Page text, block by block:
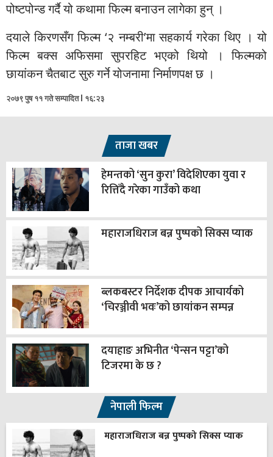
पोष्टपोन्ड गर्दै यो कथामा फिल्म बनाउन लागेका हुन् ।
दयाले किरणसँग फिल्म ‘२ नम्बरी’मा सहकार्य गरेका थिए । यो
फिल्म बक्स अफिसमा सुपरहिट भएको थियो । फिल्मको
छायांकन चैतबाट सुरु गर्ने योजनामा निर्माणपक्ष छ ।
२०७९ पुष ११ गते सम्पादित l १६:२३
ताजा खबर
हेमन्तको ‘सुन कुरा’ विदेशिएका युवा र
रित्तिँदै गरेका गाउँको कथा
महाराजधिराज बन्न पुष्पको सिक्स प्याक
ब्लकबस्टर निर्देशक दीपक आचार्यको
‘चिरञ्जीवी भवः’को छायांकन सम्पन्न
दयाहाङ अभिनीत ‘पेन्सन पट्टा’को
टिजरमा के छ ?
नेपाली फिल्म
महाराजधिराज बन्न पुष्पको सिक्स प्याक